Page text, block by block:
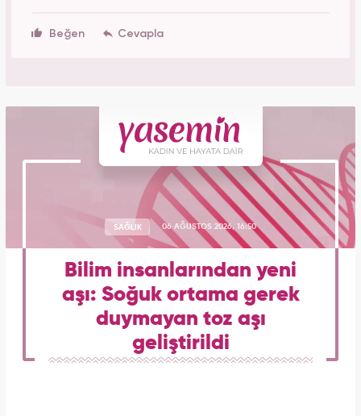
Beğen
SAĞLIK 06 AĞUSTOS 2026, 16:50
Bilim insanlarından yeni
aşı: Soğuk ortama gerek
duymayan toz aşı
geliştirildi